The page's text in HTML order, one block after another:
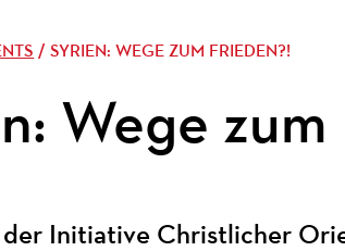
/ SYRIEN: WEGE ZUM FRIEDEN?!
Wege zum
der Initiative Christlicher